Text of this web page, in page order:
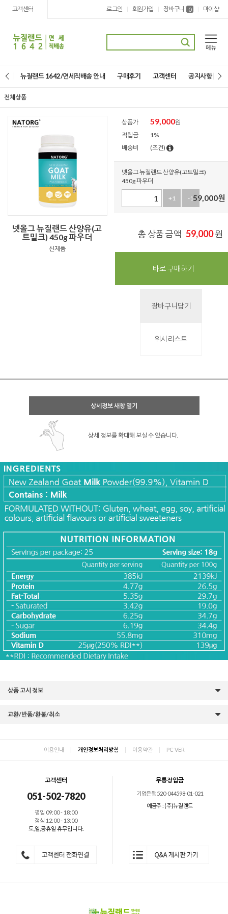
고객센터 로그인 | 회원가입 | 장바구니 0 | 마이샵
뉴질랜드 1642/면세직배송 안내 구매후기 고객센터 공지사항
전체상품
넷올그 뉴질랜드 산양유(고
트밀크) 450g 파우더
신제품
상품가 59,000원
적립금
1%
배송비
(조건)
넷올그 뉴질랜드 산양유(고트밀크)
450g 파우더
+1 -159,000원
총 상품 금액 59,000원
바로 구매하기
장바구니담기
위시리스트
상세정보 새창 열기
상세 정보를 확대해 보실 수 있습니다.
상품 고시 정보
교환/반품/환불/취소
이용안내 | 개인정보처리방침 | 이용약관 | PC VER
고객센터
051-502-7820
평일 09:00 - 18:00
점심 12:00 - 13:00
토,일,공휴일 휴무입니다.
무통장입금
기업은행 520-044598-01-021
예금주 : (주)뉴질랜드